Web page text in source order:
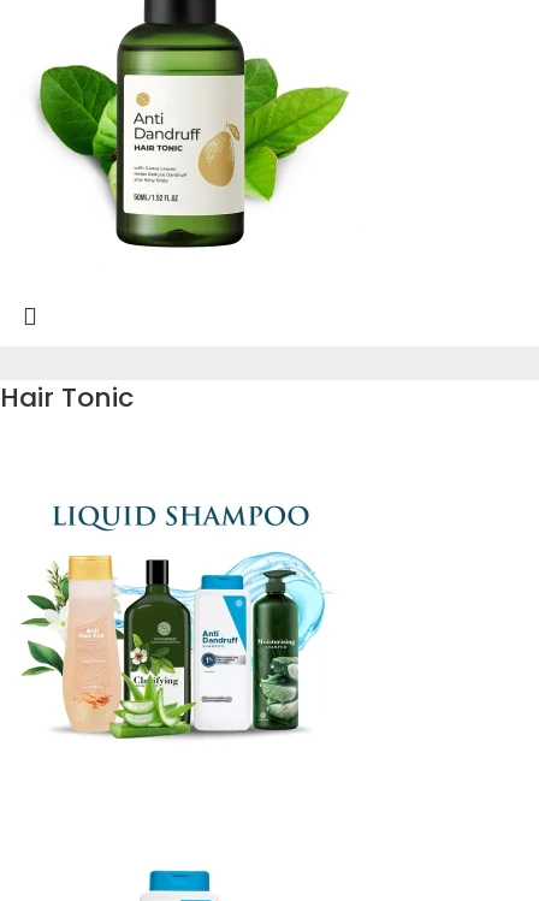
Hair Tonic